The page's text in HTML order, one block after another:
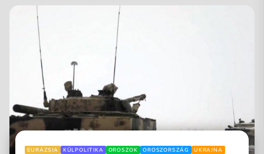
EURÁZSIA KÜLPOLITIKA OROSZOK OROSZORSZÁG UKRAJNA